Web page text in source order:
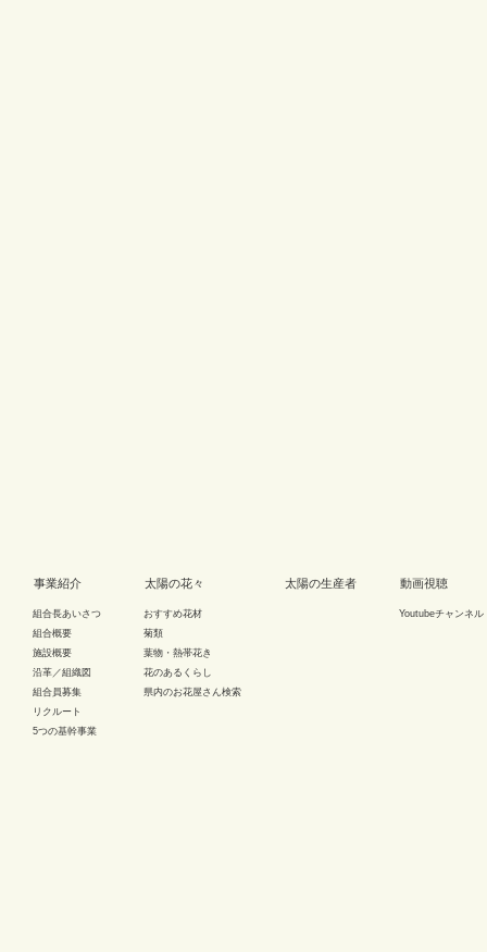
事業紹介
組合長あいさつ
組合概要
施設概要
沿革／組織図
組合員募集
リクルート
5つの基幹事業
太陽の花々
おすすめ花材
菊類
葉物・熱帯花き
花のあるくらし
県内のお花屋さん検索
太陽の生産者 動画視聴
Youtubeチャンネル